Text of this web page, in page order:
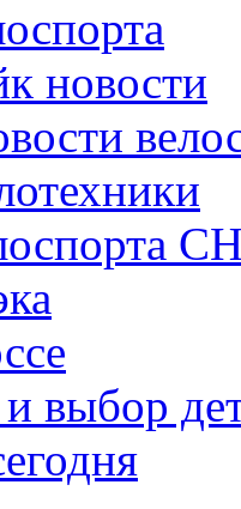
новости
выбор